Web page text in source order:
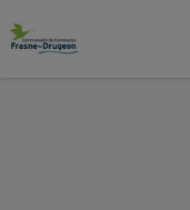
Contenu